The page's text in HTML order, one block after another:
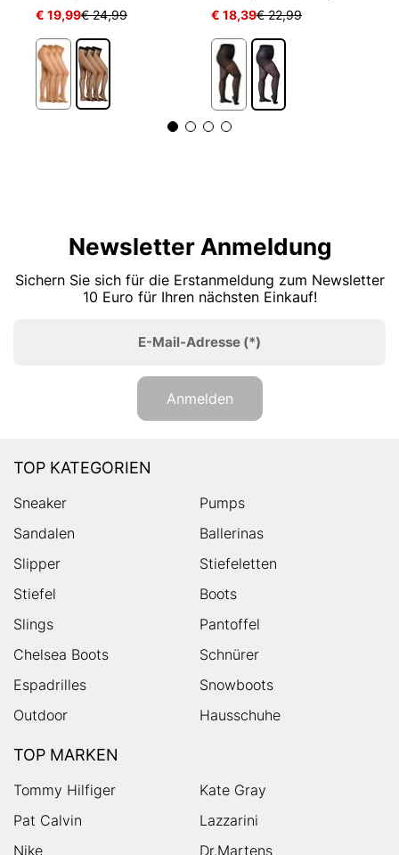
€ 19,99€ 24,99 € 18,39€ 22,99
Newsletter Anmeldung
Sichern Sie sich für die Erstanmeldung zum Newsletter
10 Euro für Ihren nächsten Einkauf!
E-Mail-Adresse (*)
Anmelden
TOP KATEGORIEN
Sneaker
Pumps
Sandalen
Ballerinas
Slipper
Stiefeletten
Stiefel
Boots
Slings
Pantoffel
Chelsea Boots
Schnürer
Espadrilles
Snowboots
Outdoor
Hausschuhe
TOP MARKEN
Tommy Hilfiger
Kate Gray
Pat Calvin
Lazzarini
Nike
Dr.Martens